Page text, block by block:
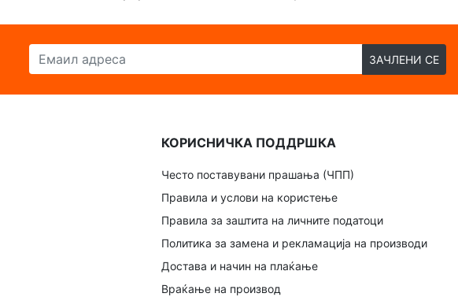
Емаил адреса
ЗАЧЛЕНИ СЕ
КОРИСНИЧКА ПОДДРШКА
Често поставувани прашања (ЧПП)
Правила и услови на користење
Правила за заштита на личните податоци
Политика за замена и рекламација на производи
Достава и начин на плаќање
Враќање на производ